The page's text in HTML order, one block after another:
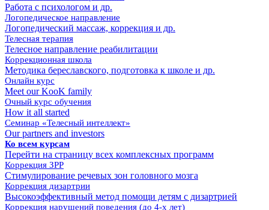
Работа с психологом и др.
Логопедическое направление
Логопедический массаж, коррекция и др.
Телесная терапия
Телесное направление реабилитации
Коррекционная школа
Методика береславского, подготовка к школе и др.
Онлайн курс
Meet our KooK family
Очный курс обучения
How it all started
Семинар «Телесный интеллект»
Our partners and investors
Ко всем курсам
Перейти на страницу всех комплексных программ
Коррекция ЗРР
Cтимулирование речевых зон головного мозга
Коррекция дизартрии
Высокоэффективный метод помощи детям с дизартрией
Коррекция нарушений поведения (до 4-х лет)